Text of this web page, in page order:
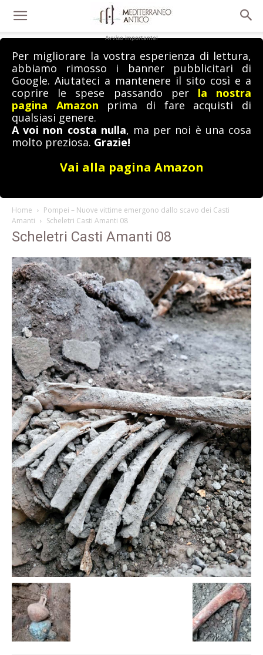
Avviso importante!
Per migliorare la vostra esperienza di lettura,
abbiamo rimosso i banner pubblicitari di
Google. Aiutateci a mantenere il sito così e a
coprire le spese passando per la nostra
pagina Amazon prima di fare acquisti di
qualsiasi genere.
A voi non costa nulla, ma per noi è una cosa
molto preziosa. Grazie!
Vai alla pagina Amazon
Home
Pompei – Nuove vittime emergono dallo scavo dei Casti
Amanti
Scheletri Casti Amanti 08
Scheletri Casti Amanti 08